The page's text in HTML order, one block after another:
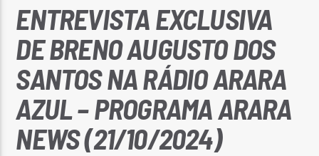
ENTREVISTA EXCLUSIVA
DE BRENO AUGUSTO DOS
SANTOS NA RÁDIO ARARA
AZUL – PROGRAMA ARARA
NEWS (21/10/2024)